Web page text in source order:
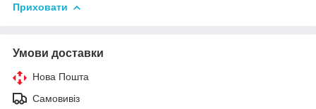
Приховати
Умови доставки
Нова Пошта
Самовивіз